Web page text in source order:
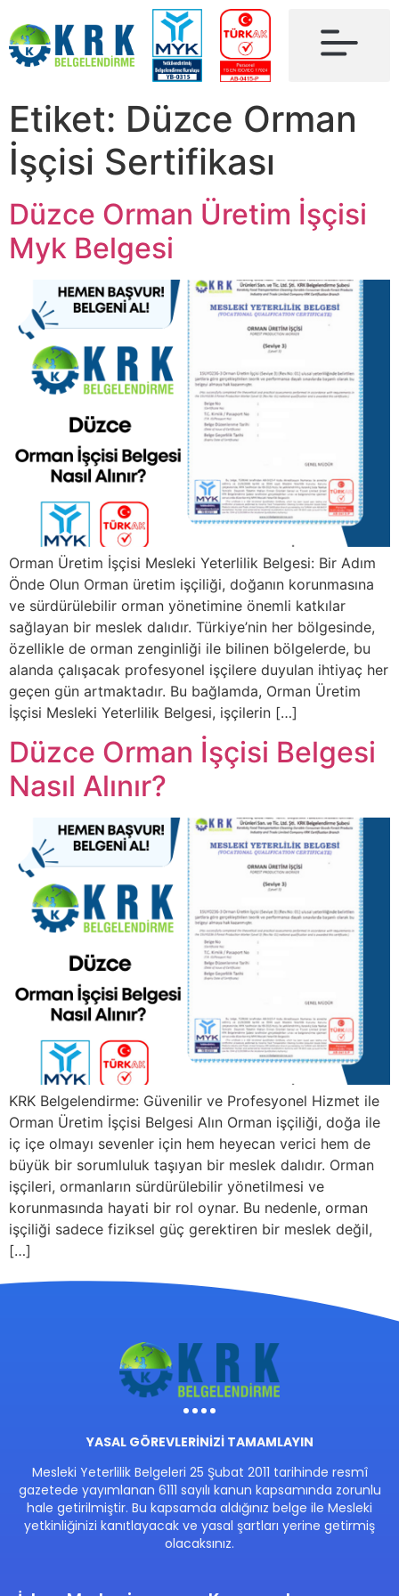
Etiket: Düzce Orman
İşçisi Sertifikası
Düzce Orman Üretim İşçisi
Myk Belgesi
Orman Üretim İşçisi Mesleki Yeterlilik Belgesi: Bir Adım
Önde Olun Orman üretim işçiliği, doğanın korunmasına
ve sürdürülebilir orman yönetimine önemli katkılar
sağlayan bir meslek dalıdır. Türkiye’nin her bölgesinde,
özellikle de orman zenginliği ile bilinen bölgelerde, bu
alanda çalışacak profesyonel işçilere duyulan ihtiyaç her
geçen gün artmaktadır. Bu bağlamda, Orman Üretim
İşçisi Mesleki Yeterlilik Belgesi, işçilerin […]
Düzce Orman İşçisi Belgesi
Nasıl Alınır?
KRK Belgelendirme: Güvenilir ve Profesyonel Hizmet ile
Orman Üretim İşçisi Belgesi Alın Orman işçiliği, doğa ile
iç içe olmayı sevenler için hem heyecan verici hem de
büyük bir sorumluluk taşıyan bir meslek dalıdır. Orman
işçileri, ormanların sürdürülebilir yönetilmesi ve
korunmasında hayati bir rol oynar. Bu nedenle, orman
işçiliği sadece fiziksel güç gerektiren bir meslek değil,
[…]
YASAL GÖREVLERİNİZİ TAMAMLAYIN
Mesleki Yeterlilik Belgeleri 25 Şubat 2011 tarihinde resmî
gazetede yayımlanan 6111 sayılı kanun kapsamında zorunlu
hale getirilmiştir. Bu kapsamda aldığınız belge ile Mesleki
yetkinliğinizi kanıtlayacak ve yasal şartları yerine getirmiş
olacaksınız.